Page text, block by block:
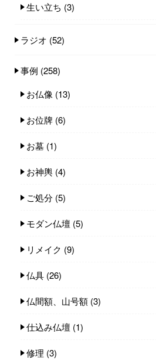
生い立ち (3)
ラジオ (52)
事例 (258)
お仏像 (13)
お位牌 (6)
お墓 (1)
お神輿 (4)
ご処分 (5)
モダン仏壇 (5)
リメイク (9)
仏具 (26)
仏間額、山号額 (3)
仕込み仏壇 (1)
修理 (3)